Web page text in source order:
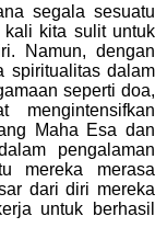
segala sesuatu
kali kita sulit untuk
Namun, dengan
spiritualitas dalam
seperti doa,
Maha Esa dan
pengalaman
mereka merasa
dari diri mereka
untuk berhasil